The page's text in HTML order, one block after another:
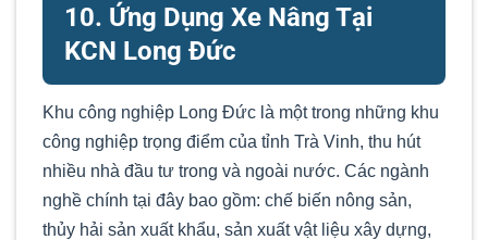
10. Ứng Dụng Xe Nâng Tại
KCN Long Đức
Khu công nghiệp Long Đức là một trong những khu
công nghiệp trọng điểm của tỉnh Trà Vinh, thu hút
nhiều nhà đầu tư trong và ngoài nước. Các ngành
nghề chính tại đây bao gồm: chế biến nông sản,
thủy hải sản xuất khẩu, sản xuất vật liệu xây dựng,